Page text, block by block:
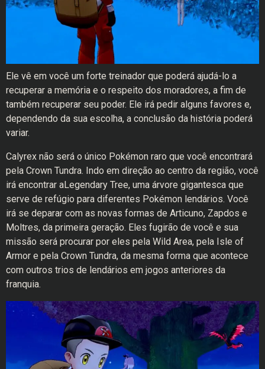
Ele vê em você um forte treinador que poderá ajudá-lo a
recuperar a memória e o respeito dos moradores, a fim de
também recuperar seu poder. Ele irá pedir alguns favores e,
dependendo da sua escolha, a conclusão da história poderá
variar.
Calyrex não será o único Pokémon raro que você encontrará
pela Crown Tundra. Indo em direção ao centro da região, você
irá encontrar aLegendary Tree, uma árvore gigantesca que
serve de refúgio para diferentes Pokémon lendários. Você
irá se deparar com as novas formas de Articuno, Zapdos e
Moltres, da primeira geração. Eles fugirão de você e sua
missão será procurar por eles pela Wild Area, pela Isle of
Armor e pela Crown Tundra, da mesma forma que acontece
com outros trios de lendários em jogos anteriores da
franquia.